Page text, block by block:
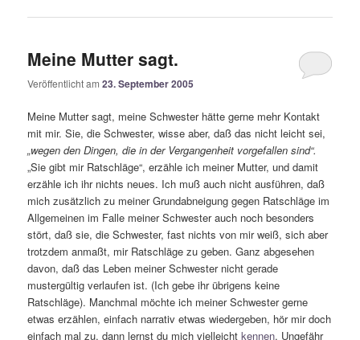
Meine Mutter sagt.
Veröffentlicht am23. September 2005
Meine Mutter sagt, meine Schwester hätte gerne mehr Kontakt
mit mir. Sie, die Schwester, wisse aber, daß das nicht leicht sei,
„wegen den Dingen, die in der Vergangenheit vorgefallen sind“.
„Sie gibt mir Ratschläge“, erzähle ich meiner Mutter, und damit
erzähle ich ihr nichts neues. Ich muß auch nicht ausführen, daß
mich zusätzlich zu meiner Grundabneigung gegen Ratschläge im
Allgemeinen im Falle meiner Schwester auch noch besonders
stört, daß sie, die Schwester, fast nichts von mir weiß, sich aber
trotzdem anmaßt, mir Ratschläge zu geben. Ganz abgesehen
davon, daß das Leben meiner Schwester nicht gerade
mustergültig verlaufen ist. (Ich gebe ihr übrigens keine
Ratschläge). Manchmal möchte ich meiner Schwester gerne
etwas erzählen, einfach narrativ etwas wiedergeben, hör mir doch
einfach mal zu, dann lernst du mich vielleichtkennen. Ungefähr